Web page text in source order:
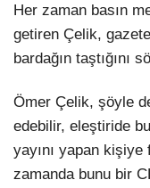
Her zaman basın
getiren Çelik,
bardağın taştığını
Ömer Çelik, şöyle
edebilir, eleştiride
yayını yapan
zamanda bunu bir